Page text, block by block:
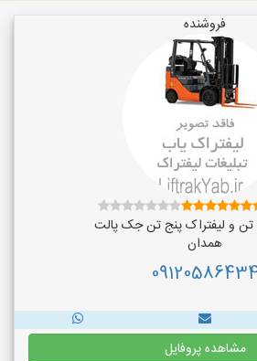
فروشنده
تن و لیفتراک پنج تن جک پالت
همدان
09120586434
مشاهده پروفایل